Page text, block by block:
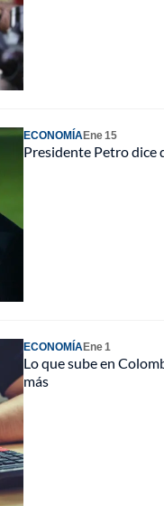
ECONOMÍAEne 15
Presidente Petro dice
ECONOMÍAEne 1
Lo que sube en
más